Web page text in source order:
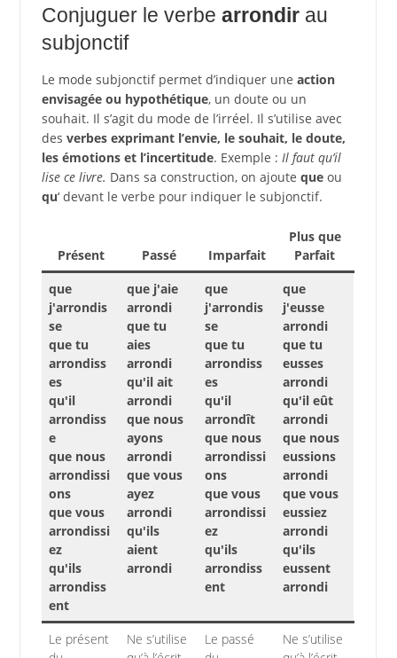
Conjuguer le verbe arrondirau
subjonctif
Le mode subjonctif permet d’indiquer une action
envisagée ou hypothétique, un doute ou un
souhait. Il s’agit du mode de l’irréel. Il s’utilise avec
des verbes exprimant l’envie, le souhait, le doute,
les émotions et l’incertitude. Exemple : Il faut qu’il
lise ce livre. Dans sa construction, on ajoute queou
qu‘ devant le verbe pour indiquer le subjonctif.
Présent Passé Imparfait
Plus que
Parfait
que
j'arrondis
se
que tu
arrondiss
es
qu'il
arrondiss
e
que nous
arrondissi
ons
que vous
arrondissi
ez
qu'ils
arrondiss
ent
que j'aie
arrondi
que tu
aies
arrondi
qu'il ait
arrondi
que nous
ayons
arrondi
que vous
ayez
arrondi
qu'ils
aient
arrondi
que
j'arrondis
se
que tu
arrondiss
es
qu'il
arrondît
que nous
arrondissi
ons
que vous
arrondissi
ez
qu'ils
arrondiss
ent
que
j'eusse
arrondi
que tu
eusses
arrondi
qu'il eût
arrondi
que nous
eussions
arrondi
que vous
eussiez
arrondi
qu'ils
eussent
arrondi
Le présent
Ne s’utilise
Le passé
Ne s’utilise